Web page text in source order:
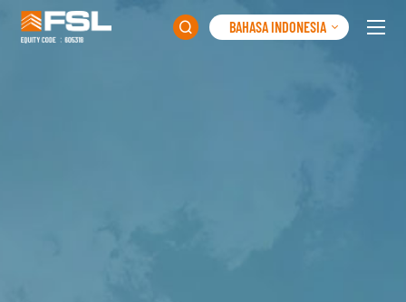
 BAHASA INDONESIA